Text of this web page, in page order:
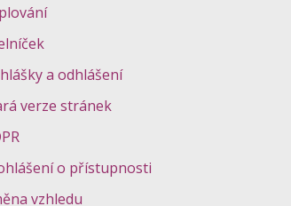
a odhlášení
verze stránek
o přístupnosti
vzhledu